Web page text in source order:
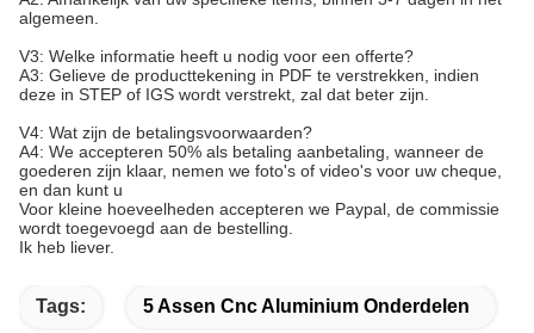
algemeen.
V3: Welke informatie heeft u nodig voor een offerte?
A3: Gelieve de producttekening in PDF te verstrekken, indien
deze in STEP of IGS wordt verstrekt, zal dat beter zijn.
V4: Wat zijn de betalingsvoorwaarden?
A4: We accepteren 50% als betaling aanbetaling, wanneer de
goederen zijn klaar, nemen we foto's of video's voor uw cheque,
en dan kunt u
Voor kleine hoeveelheden accepteren we Paypal, de commissie
wordt toegevoegd aan de bestelling.
Ik heb liever.
Tags: 5 Assen Cnc Aluminium Onderdelen